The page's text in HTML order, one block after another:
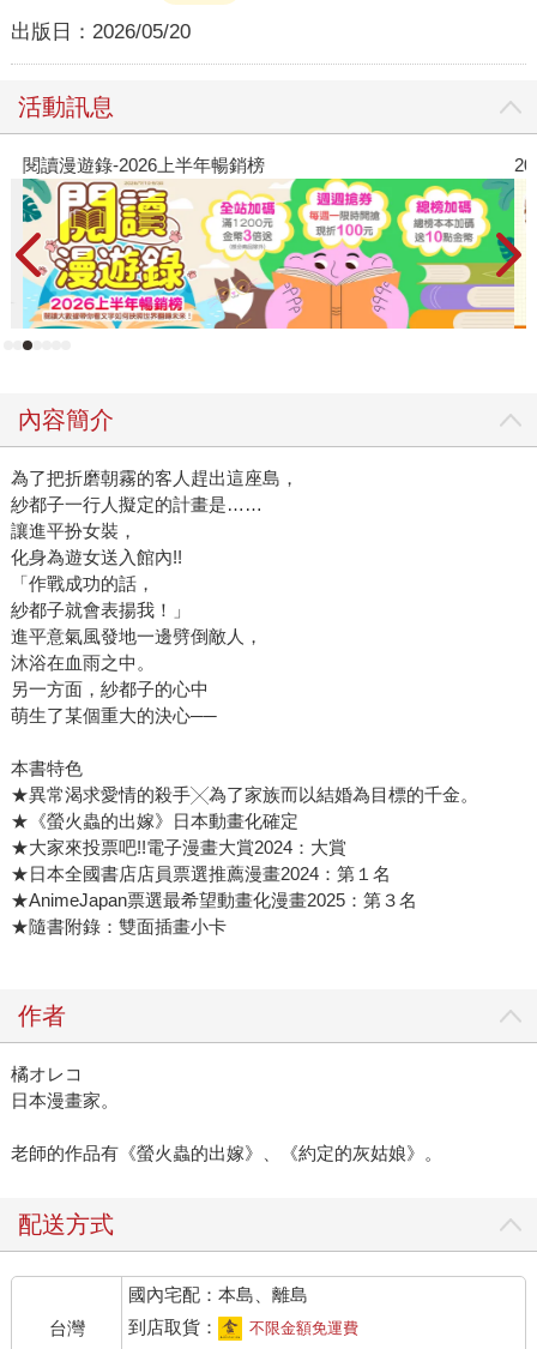
出版日： 2026/05/20
活動訊息
閱讀漫遊錄-2026上半年暢銷榜
內容簡介
為了把折磨朝霧的客人趕出這座島，
紗都子一行人擬定的計畫是……
讓進平扮女裝，
化身為遊女送入館內!!
「作戰成功的話，
紗都子就會表揚我！」
進平意氣風發地一邊劈倒敵人，
沐浴在血雨之中。
另一方面，紗都子的心中
萌生了某個重大的決心──
本書特色
★異常渴求愛情的殺手╳為了家族而以結婚為目標的千金。
★《螢火蟲的出嫁》日本動畫化確定
★大家來投票吧!!電子漫畫大賞2024：大賞
★日本全國書店店員票選推薦漫畫2024：第１名
★AnimeJapan票選最希望動畫化漫畫2025：第３名
★隨書附錄：雙面插畫小卡
作者
橘オレコ
日本漫畫家。
老師的作品有《螢火蟲的出嫁》、《約定的灰姑娘》。
配送方式
台灣
國內宅配：本島、離島
到店取貨：
不限金額免運費